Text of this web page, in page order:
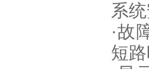
系
·故
短